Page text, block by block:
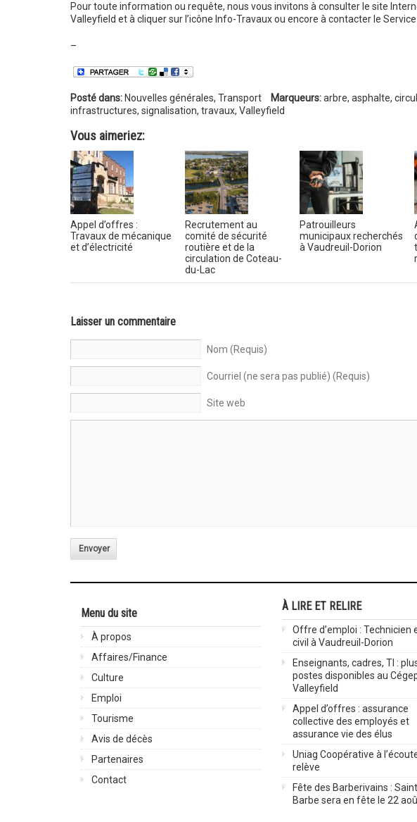
Pour toute information ou requête, nous vous invitons à consulter le site
Valleyfield et à cliquer sur l’icône Info-Travaux ou encore à contacter le Service
–
Posté dans: Nouvelles générales, Transport Marqueurs: arbre, asphalte,
infrastructures, signalisation, travaux, Valleyfield
Vous aimeriez:
Appel d’offres :
Travaux de mécanique
et d’électricité
Recrutement au
comité de sécurité
routière et de la
circulation de Coteau-
du-Lac
Patrouilleurs
municipaux recherchés
à Vaudreuil-Dorion
Laisser un commentaire
Nom (Requis)
Courriel (ne sera pas publié) (Requis)
Site web
Envoyer
Menu du site
À propos
Affaires/Finance
Culture
Emploi
Tourisme
Avis de décès
Partenaires
Contact
À LIRE ET RELIRE
Offre d’emploi : Technicien
civil à Vaudreuil-Dorion
Enseignants, cadres, TI :
postes disponibles au
Valleyfield
Appel d’offres : assurance
collective des employés et
assurance vie des élus
Uniag Coopérative à
relève
Fête des Barberivains :
Barbe sera en fête le 22